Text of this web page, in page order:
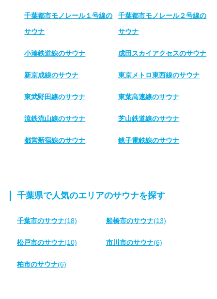
千葉都市モノレール１号線の
サウナ
千葉都市モノレール２号線の
サウナ
小湊鉄道線のサウナ 成田スカイアクセスのサウナ
新京成線のサウナ 東京メトロ東西線のサウナ
東武野田線のサウナ 東葉高速線のサウナ
流鉄流山線のサウナ 芝山鉄道線のサウナ
都営新宿線のサウナ 銚子電鉄線のサウナ
千葉県で人気のエリアのサウナを探す
千葉市のサウナ(18) 船橋市のサウナ(13)
松戸市のサウナ(10) 市川市のサウナ(6)
柏市のサウナ(6)